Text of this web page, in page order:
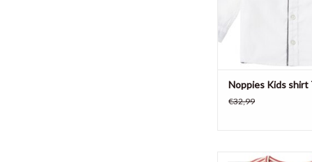
TOEVOEGEN AAN
Noppies Kids shirt
€32,99
Een streepje doet het